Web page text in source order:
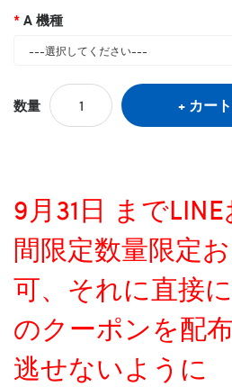
A 機種
数量 カー
9月31日 まで
間限定数量限定
可、それに直接
のクーポンを配
逃せないように